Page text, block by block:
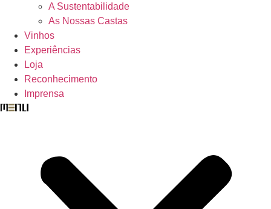
A Sustentabilidade
As Nossas Castas
Vinhos
Experiências
Loja
Reconhecimento
Imprensa